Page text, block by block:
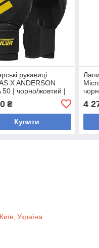
рукавиці
X ANDERSON
50 | чорно/жовтий |
₴
Купити
4
Україна